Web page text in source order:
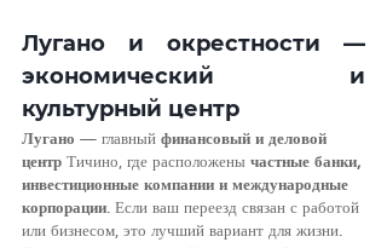
Лугано и окрестности —
экономический и
культурный центр
Лугано — главный финансовый и деловой
центр Тичино, где расположены частные банки,
инвестиционные компании и международные
корпорации . Если ваш переезд связан с работой
или бизнесом, это лучший вариант для жизни.